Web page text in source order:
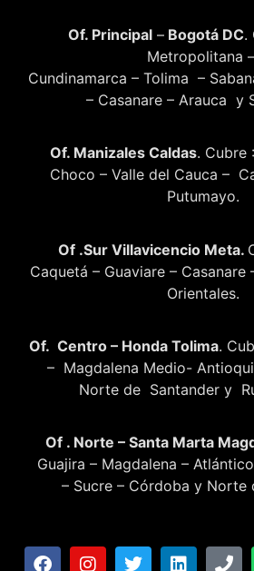
Of. Principal – Bogotá DC.
Metropolitana –
Cundinamarca – Tolima –
– Casanare – Arauca y
Of. Manizales Caldas. Cubre
Choco – Valle del Cauca –
Putumayo.
Of .Sur Villavicencio Meta.
Caquetá – Guaviare –
Orientales.
Of. Centro – Honda Tolima.
– Magdalena Medio-
Norte de Santander y
Of . Norte – Santa Marta
Guajira – Magdalena –
– Sucre – Córdoba y Norte